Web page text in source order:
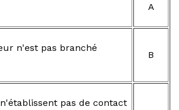
A
n'est pas branché
B
pas de contact